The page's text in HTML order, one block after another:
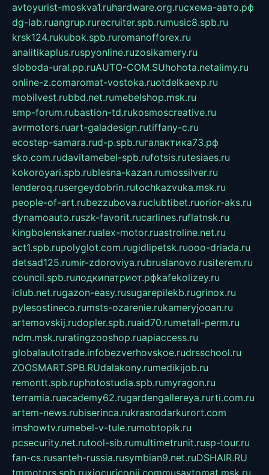
avtoyurist-moskva1.ruhardware.org.ruсхема-авто.рф
dg-lab.ruangrup.rurecruiter.spb.rumusic8.spb.ru
krsk124.rukubok.spb.ruromanofforex.ru
analitikaplus.ruspyonline.ruzosikamery.ru
sloboda-ural.pp.ruAUTO-COM.SUhohota.netalimy.ru
online-z.comaromat-vostoka.ruotdelkaexp.ru
mobilvest.rubbd.net.rumebelshop.msk.ru
smp-forum.rubastion-td.rukosmoscreative.ru
avrmotors.ruart-galadesign.rutiffany-c.ru
ecostep-samara.rud-p.spb.ruгалактика73.рф
sko.com.rudavitamebel-spb.rufotsis.rutesiaes.ru
kokoroyari.spb.rublesna-kazan.rumossilver.ru
lenderoq.rusergeydobrin.rutochkazvuka.msk.ru
people-of-art.rubezzubova.ruclubtibet.ruorior-aks.ru
dynamoauto.ruszk-favorit.rucarlines.ruflatnsk.ru
kingbolenskaner.rualex-motor.ruastroline.net.ru
act1.spb.rupolyglot.com.rugidlipetsk.ruooo-driada.ru
detsad125.rumir-zdoroviya.rubruslanovo.rusiterem.ru
council.spb.ruлодкипатриот.рфkafekolizey.ru
iclub.net.rugazon-easy.rusugarepilekb.rugrinox.ru
pylesostineco.rumsts-ozarenie.rukameryjooan.ru
artemovskij.rudopler.spb.ruaid70.rumetall-perm.ru
ndm.msk.ruratingzooshop.ruapiaccess.ru
globalautotrade.infobezverhovskoe.rudrsschool.ru
ZOOSMART.SPB.RUdalakony.rumedikijob.ru
remontt.spb.ruphotostudia.spb.rumyragon.ru
terramia.ruacademy62.rugardengallereya.rurti.com.ru
artem-news.rubiserinca.rukrasnodarkurort.com
imshowtv.rumebel-v-tule.rumobtopik.ru
pcsecurity.net.rutool-sib.rumultimetrunit.rusp-tour.ru
fan-cs.rusanteh-russia.rusymbian9.net.ruDSHAIR.RU
tmmotors.spb.ruxjocuricopii.commusavtomat.msk.ru